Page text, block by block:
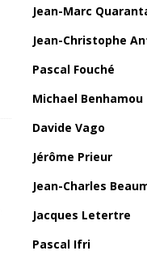
Jean-Marc
Jean-Christophe
Pascal Fouché
Michael Benhamou
Davide Vago
Jérôme Prieur
Jean-Charles
Jacques Letertre
Pascal Ifri